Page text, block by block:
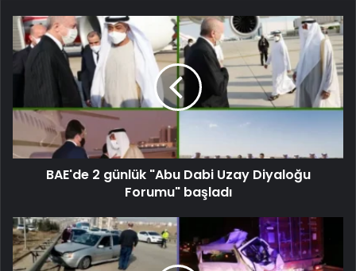
BAE'de 2 günlük "Abu Dabi Uzay Diyaloğu
Forumu" başladı